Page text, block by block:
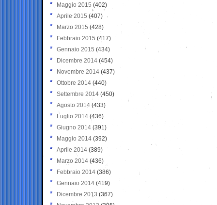
Maggio 2015 (402)
Aprile 2015 (407)
Marzo 2015 (428)
Febbraio 2015 (417)
Gennaio 2015 (434)
Dicembre 2014 (454)
Novembre 2014 (437)
Ottobre 2014 (440)
Settembre 2014 (450)
Agosto 2014 (433)
Luglio 2014 (436)
Giugno 2014 (391)
Maggio 2014 (392)
Aprile 2014 (389)
Marzo 2014 (436)
Febbraio 2014 (386)
Gennaio 2014 (419)
Dicembre 2013 (367)